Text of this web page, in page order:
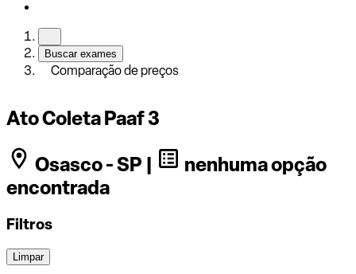
Buscar exames
Comparação de preços
Ato Coleta Paaf 3
Osasco - SP |
nenhuma opção
encontrada
Filtros
Limpar